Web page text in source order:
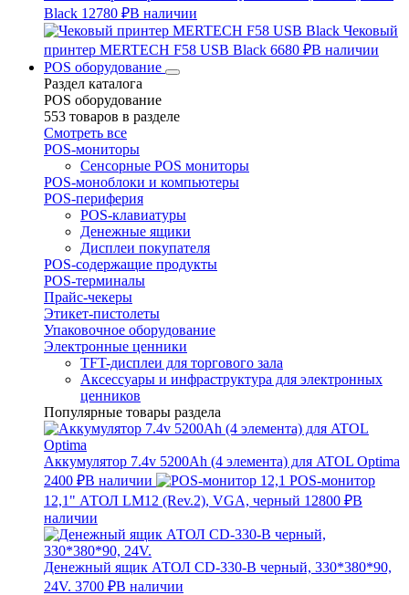
Black 12780 ₽В наличии
Чековый
принтер MERTECH F58 USB Black 6680 ₽В наличии
POS оборудование
Раздел каталога
POS оборудование
553 товаров в разделе
Смотреть все
POS-мониторы
Сенсорные POS мониторы
POS-моноблоки и компьютеры
POS-периферия
POS-клавиатуры
Денежные ящики
Дисплеи покупателя
POS-содержащие продукты
POS-терминалы
Прайс-чекеры
Этикет-пистолеты
Упаковочное оборудование
Электронные ценники
TFT-дисплеи для торгового зала
Аксессуары и инфраструктура для электронных
ценников
Популярные товары раздела
Аккумулятор 7.4v 5200Ah (4 элемента) для ATOL Optima
2400 ₽В наличии
POS-монитор
12,1" АТОЛ LM12 (Rev.2), VGA, черный 12800 ₽В
наличии
Денежный ящик АТОЛ CD-330-B черный, 330*380*90,
24V. 3700 ₽В наличии